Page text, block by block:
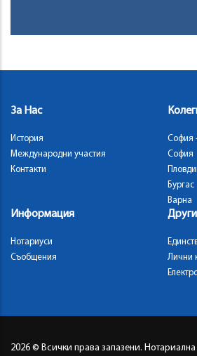
За Нас
История
Международни участия
Контакти
София
София
Бургас
Варна
Информация
Нотариуси
Съобщения
Други
Лични
2026 © Всички права запазени.